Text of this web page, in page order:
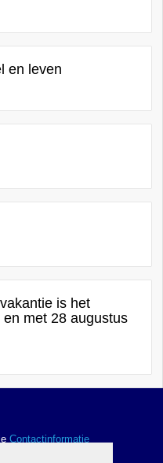
en leven
is het
met 28 augustus
Contactinformatie